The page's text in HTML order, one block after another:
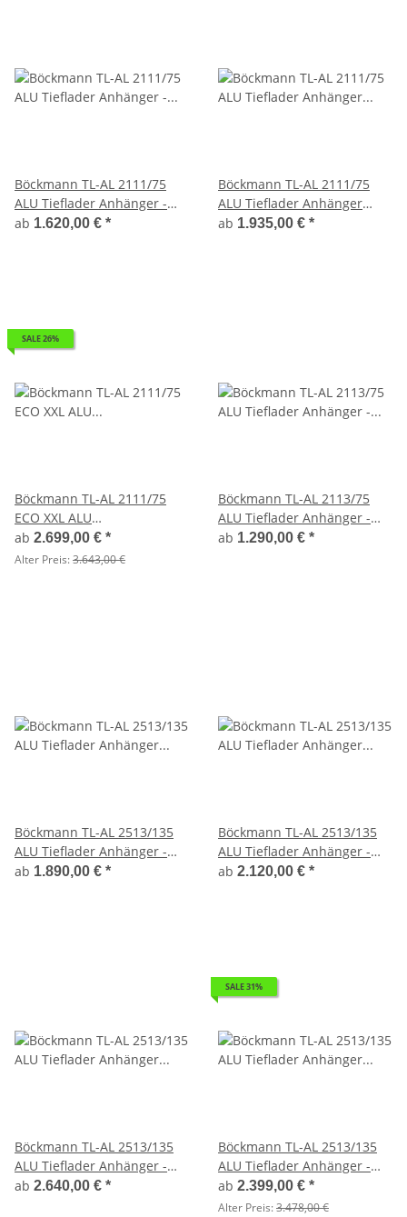
Böckmann TL-AL 2111/75
ALU Tieflader Anhänger -
ungebremst mit Stahl -
ab 1.620,00 € *
Böckmann TL-AL 2111/75
ALU Tieflader Anhänger
erhöhte Bordwand
ab 1.935,00 € *
SALE 26%
Böckmann TL-AL 2111/75
ECO XXL ALU
Deckelanhänger -
ungebremst
ab 2.699,00 € *
Alter Preis:3.643,00 €
Böckmann TL-AL 2113/75
ALU Tieflader Anhänger -
ungebremst
ab 1.290,00 € *
Böckmann TL-AL 2513/135
ALU Tieflader Anhänger -
gebremst
ab 1.890,00 € *
Böckmann TL-AL 2513/135
ALU Tieflader Anhänger -
gebremst Flachplane mit 3
ab 2.120,00 € *
Böckmann TL-AL 2513/135
ALU Tieflader Anhänger -
gebremst mit Gitteraufsatz
ab 2.640,00 € *
SALE 31%
Böckmann TL-AL 2513/135
ALU Tieflader Anhänger -
gebremst mit Kastenaufsatz
ab 2.399,00 € *
Alter Preis:3.478,00 €